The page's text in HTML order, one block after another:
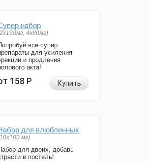
набор
4х80мг)
все супер
для усиления
и продления
акта!
158Р Купить
для влюбленных
мг)
для двоих, добавь
в постель!